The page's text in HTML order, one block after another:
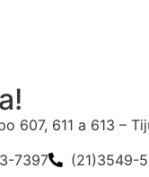
607, 611 a 613 –
7397 (21)3549-